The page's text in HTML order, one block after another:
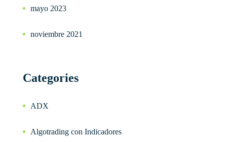
mayo 2023
noviembre 2021
Categories
ADX
Algotrading con Indicadores